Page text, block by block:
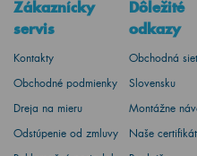
Zákaznícky
servis
Kontakty
Obchodné podmienky
Dreja na mieru
Odstúpenie od zmluvy
Dôležité
odkazy
Obchodná
Slovensku
Montážne
Naše